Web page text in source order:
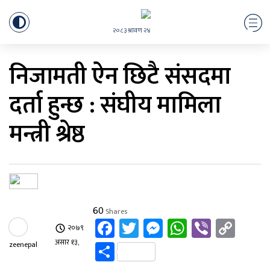
२०८३ श्रावण २४
निजामती ऐन छिटै संसदमा
दर्ता हुन्छ : संघीय मामिला
मन्त्री श्रेष्ठ
zeenepal
२०७९
असार १३,
60 Shares
Facebook
Twitter
Messenger
WhatsApp
Viber
Link
Share